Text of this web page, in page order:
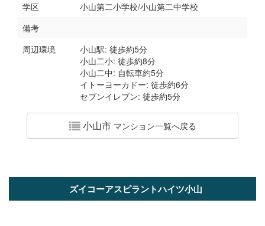
学区
小山第二小学校/小山第二中学校
備考
周辺環境
小山駅: 徒歩約5分
小山二小: 徒歩約8分
小山二中: 自転車約5分
イトーヨーカドー: 徒歩約6分
セブンイレブン: 徒歩約5分
小山市マンション一覧へ戻る
ズイコーアスピラントハイツ小山